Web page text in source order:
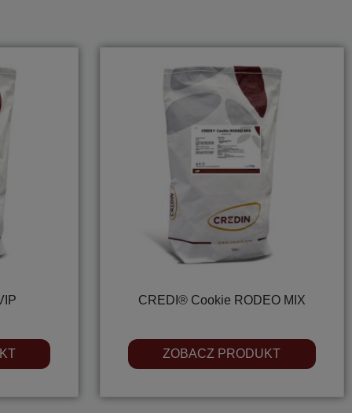
CREDI® Cookie RODEO MIX
ZOBACZ PRODUKT